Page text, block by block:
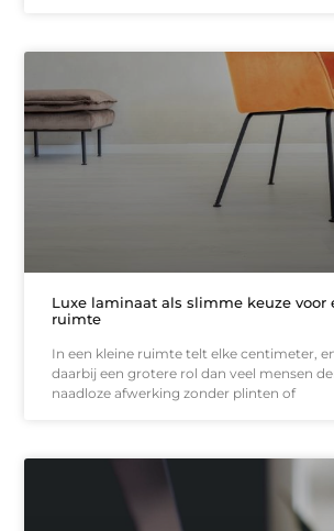
Luxe laminaat als slimme keuze voor
ruimte
In een kleine ruimte telt elke centimeter,
daarbij een grotere rol dan veel mensen
naadloze afwerking zonder plinten of